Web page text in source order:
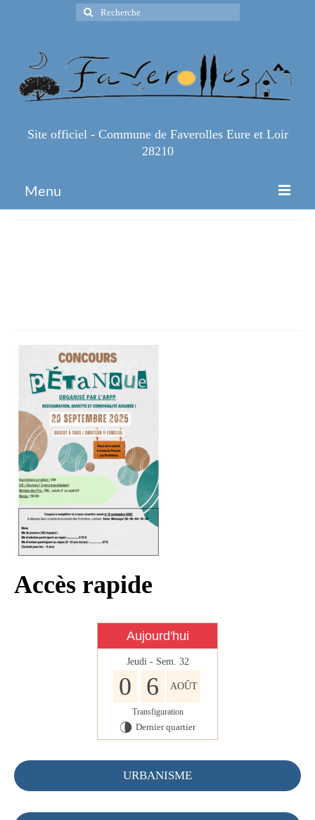
Rechercher
:
Site officiel - Commune de Faverolles Eure et Loir
28210
Menu
Contact et horaires
Mon village
Mes démarches
Faverolles dans la presse
Faverolles Infos – Format
numérique
Séjourner à Faverolles
Nos Partenaires
Accès rapide
Aujourd'hui
Jeudi - Sem. 32
0 6 AOÛT
Transfiguration
U Dernier quartier
URBANISME